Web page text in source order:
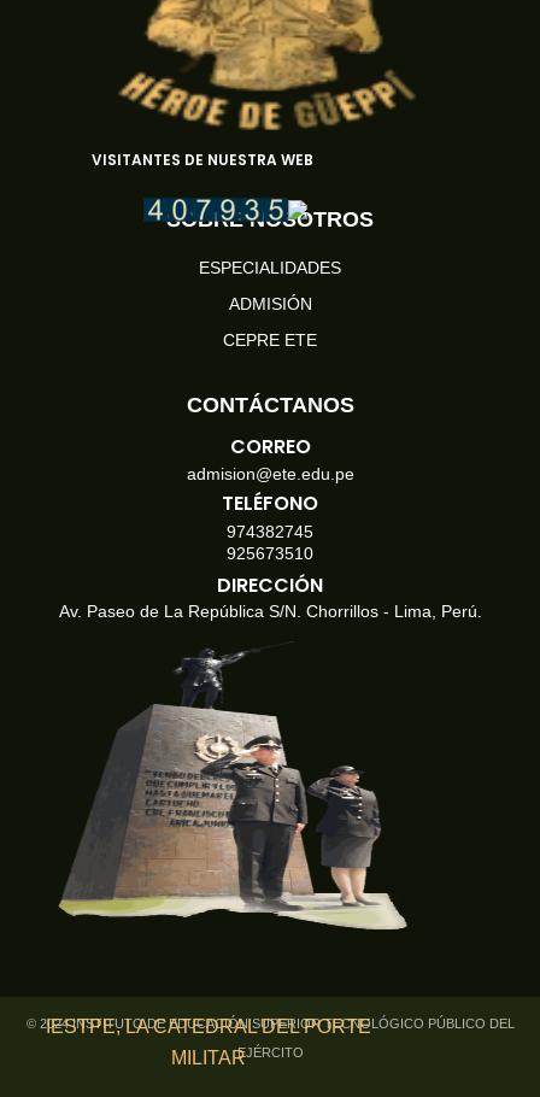
VISITANTES DE NUESTRA WEB
IESTPE, LA CATEDRAL DEL PORTE
MILITAR
SOBRE NOSOTROS
ESPECIALIDADES
ADMISIÓN
CEPRE ETE
CONTÁCTANOS
CORREO
admision@ete.edu.pe
TELÉFONO
974382745
925673510
DIRECCIÓN
Av. Paseo de La República S/N. Chorrillos - Lima, Perú.
© 2024 INSTITUTO DE EDUCACIÓN SUPERIOR TECNOLÓGICO PÚBLICO DEL
EJÉRCITO